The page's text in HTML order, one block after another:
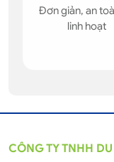
Đơn giản, an
linh hoạt
CÔNG TY TNHH